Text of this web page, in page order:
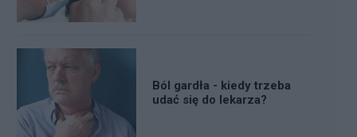
Ból gardła - kiedy trzeba
udać się do lekarza?